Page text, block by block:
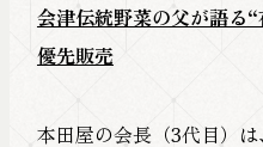
会津伝統野菜の父が語る
優先販売
本田屋の会長（3代目）